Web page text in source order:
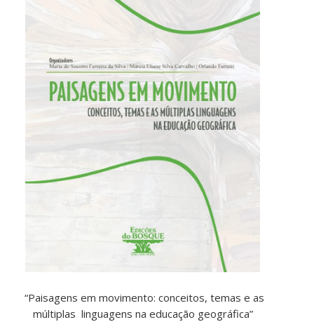
“Paisagens em movimento: conceitos, temas e as
múltiplas linguagens na educação geográfica”